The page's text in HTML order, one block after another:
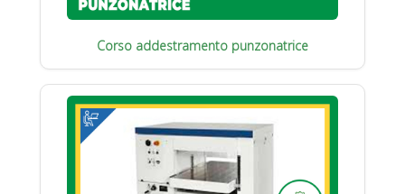
Corso addestramento punzonatrice